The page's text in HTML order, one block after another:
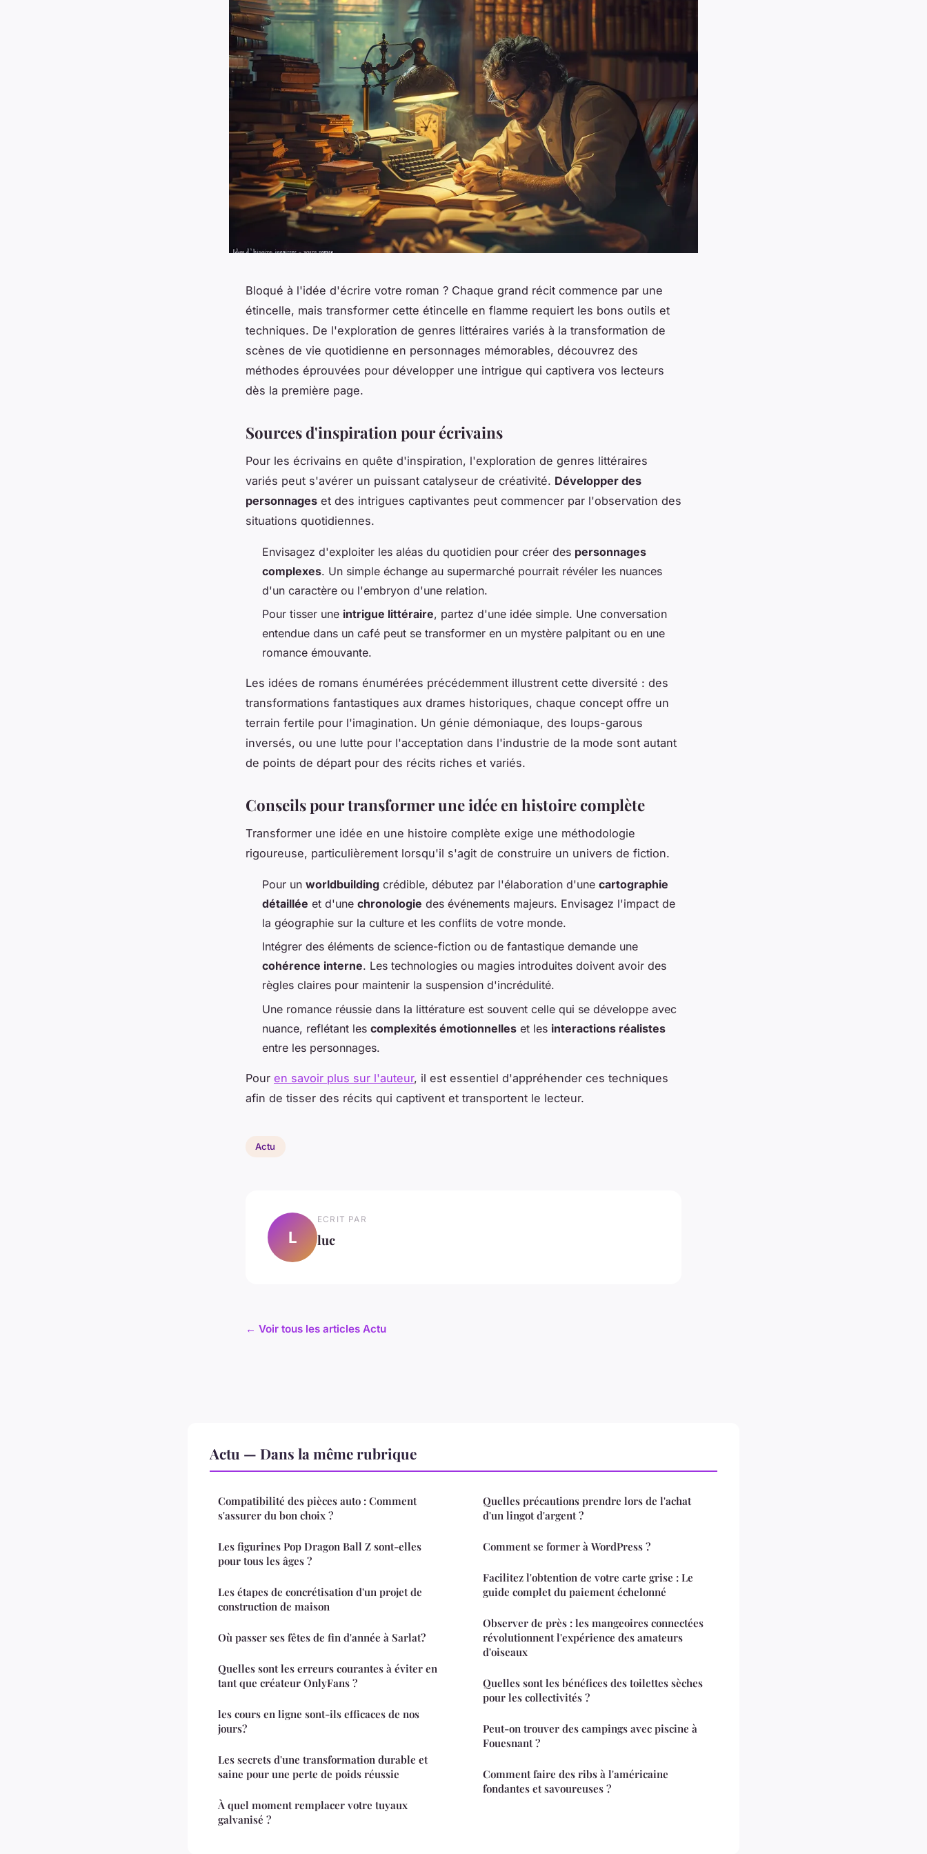
Bloqué à l'idée d'écrire votre roman ? Chaque grand récit commence par une
étincelle, mais transformer cette étincelle en flamme requiert les bons outils et
techniques. De l'exploration de genres littéraires variés à la transformation de
scènes de vie quotidienne en personnages mémorables, découvrez des
méthodes éprouvées pour développer une intrigue qui captivera vos lecteurs
dès la première page.
Sources d'inspiration pour écrivains
Pour les écrivains en quête d'inspiration, l'exploration de genres littéraires
variés peut s'avérer un puissant catalyseur de créativité. Développer des
personnages et des intrigues captivantes peut commencer par l'observation des
situations quotidiennes.
Envisagez d'exploiter les aléas du quotidien pour créer des personnages
complexes. Un simple échange au supermarché pourrait révéler les nuances
d'un caractère ou l'embryon d'une relation.
Pour tisser une intrigue littéraire, partez d'une idée simple. Une conversation
entendue dans un café peut se transformer en un mystère palpitant ou en une
romance émouvante.
Les idées de romans énumérées précédemment illustrent cette diversité : des
transformations fantastiques aux drames historiques, chaque concept offre un
terrain fertile pour l'imagination. Un génie démoniaque, des loups-garous
inversés, ou une lutte pour l'acceptation dans l'industrie de la mode sont autant
de points de départ pour des récits riches et variés.
Conseils pour transformer une idée en histoire complète
Transformer une idée en une histoire complète exige une méthodologie
rigoureuse, particulièrement lorsqu'il s'agit de construire un univers de fiction.
Pour un worldbuilding crédible, débutez par l'élaboration d'une cartographie
détaillée et d'une chronologie des événements majeurs. Envisagez l'impact de
la géographie sur la culture et les conflits de votre monde.
Intégrer des éléments de science-fiction ou de fantastique demande une
cohérence interne. Les technologies ou magies introduites doivent avoir des
règles claires pour maintenir la suspension d'incrédulité.
Une romance réussie dans la littérature est souvent celle qui se développe avec
nuance, reflétant les complexités émotionnelles et les interactions réalistes
entre les personnages.
Pour en savoir plus sur l'auteur, il est essentiel d'appréhender ces techniques
afin de tisser des récits qui captivent et transportent le lecteur.
Actu
L
ECRIT PAR
luc
← Voir tous les articles Actu
Actu — Dans la même rubrique
Compatibilité des pièces auto : Comment
s'assurer du bon choix ?
Les figurines Pop Dragon Ball Z sont-elles
pour tous les âges ?
Les étapes de concrétisation d'un projet de
construction de maison
Où passer ses fêtes de fin d'année à Sarlat?
Quelles sont les erreurs courantes à éviter en
tant que créateur OnlyFans ?
les cours en ligne sont-ils efficaces de nos
jours?
Les secrets d'une transformation durable et
saine pour une perte de poids réussie
À quel moment remplacer votre tuyaux
galvanisé ?
Quelles précautions prendre lors de l'achat
d'un lingot d'argent ?
Comment se former à WordPress ?
Facilitez l'obtention de votre carte grise : Le
guide complet du paiement échelonné
Observer de près : les mangeoires connectées
révolutionnent l'expérience des amateurs
d'oiseaux
Quelles sont les bénéfices des toilettes sèches
pour les collectivités ?
Peut-on trouver des campings avec piscine à
Fouesnant ?
Comment faire des ribs à l'américaine
fondantes et savoureuses ?